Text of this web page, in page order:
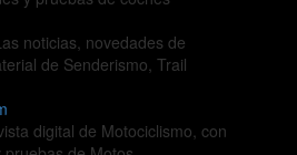
noticias, novedades de
de Senderismo, Trail
digital de Motociclismo, con